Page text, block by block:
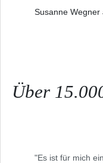
Susanne Wegner
Über
"Es ist für mich